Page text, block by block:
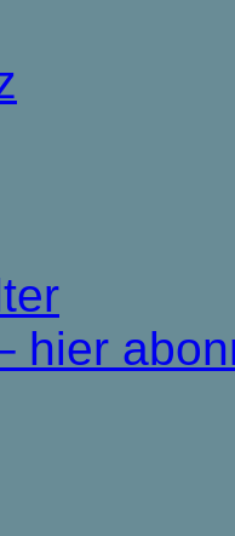
hier